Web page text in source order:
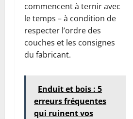
commencent à ternir avec
le temps – à condition de
respecter l’ordre des
couches et les consignes
du fabricant.
Enduit et bois : 5
erreurs fréquentes
qui ruinent vos